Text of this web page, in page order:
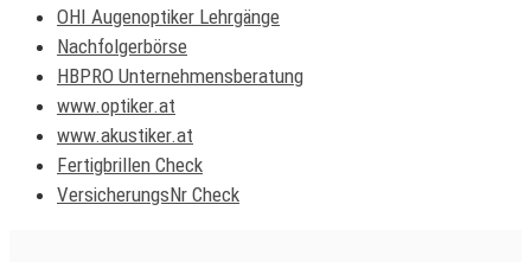
OHI Augenoptiker Lehrgänge
Nachfolgerbörse
HBPRO Unternehmensberatung
www.optiker.at
www.akustiker.at
Fertigbrillen Check
VersicherungsNr Check